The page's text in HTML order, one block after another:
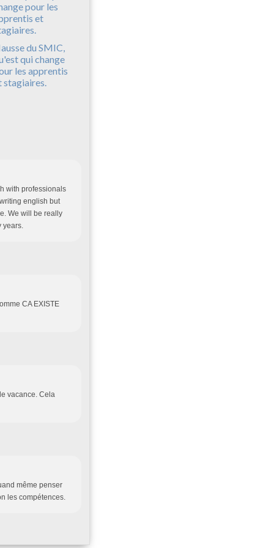
du SMIC,
qui change
les apprentis
stagiaires.
with professionals
english but
We will be really
years.
CA EXISTE
vacance. Cela
même penser
les compétences.